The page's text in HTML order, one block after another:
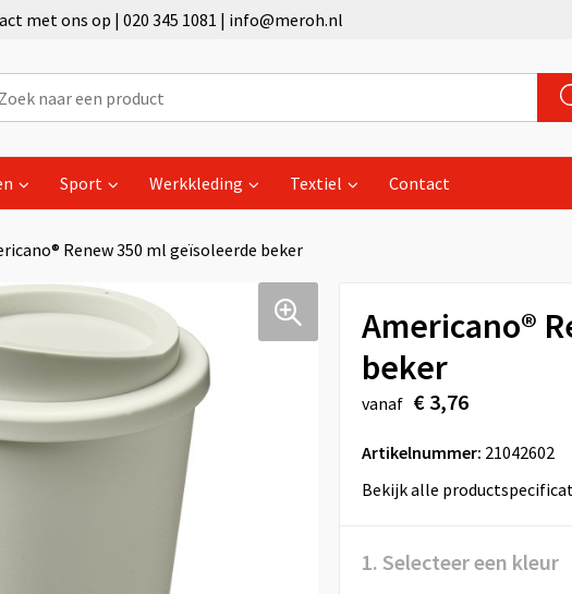
met ons op | 020 345 1081 | info@meroh.nl
Sport Werkkleding Textiel Contact
Renew 350 ml geïsoleerde beker
Americano®­­
beker
vanaf € 3,76
Artikelnummer: 21042602
Bekijk alle
1. Selecteer een kleur